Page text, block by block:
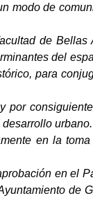
modo de
de Bellas
del
para
por
urbano.
en la
en el
de